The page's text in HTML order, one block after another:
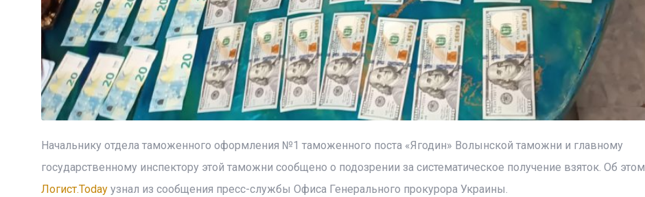
Начальнику отдела таможенного оформления №1 таможенного поста «Ягодин» Волынской таможни и главному
государственному инспектору этой таможни сообщено о подозрении за систематическое получение взяток. Об этом
Логист.Todayузнал из сообщения пресс-службы Офиса Генерального прокурора Украины.